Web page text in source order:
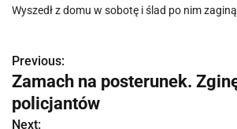
Wyszedł z domu w sobotę i ślad po nim
N
a
Previous:
Zamach na posterunek.
policjantów
Next: